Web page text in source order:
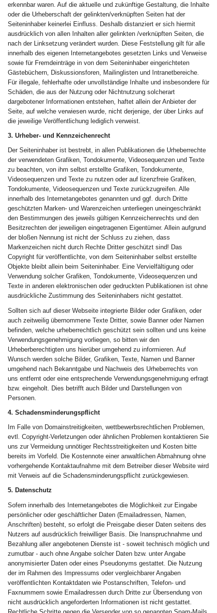
erkennbar waren. Auf die aktuelle und zukünftige Gestaltung, die Inhalte
oder die Urheberschaft der gelinkten/verknüpften Seiten hat der
Seiteninhaber keinerlei Einfluss. Deshalb distanziert er sich hiermit
ausdrücklich von allen Inhalten aller gelinkten /verknüpften Seiten, die
nach der Linksetzung verändert wurden. Diese Feststellung gilt für alle
innerhalb des eigenen Internetangebotes gesetzten Links und Verweise
sowie für Fremdeinträge in von dem Seiteninhaber eingerichteten
Gästebüchern, Diskussionsforen, Mailinglisten und Intranetbereiche.
Für illegale, fehlerhafte oder unvollständige Inhalte und insbesondere für
Schäden, die aus der Nutzung oder Nichtnutzung solcherart
dargebotener Informationen entstehen, haftet allein der Anbieter der
Seite, auf welche verwiesen wurde, nicht derjenige, der über Links auf
die jeweilige Veröffentlichung lediglich verweist.
3. Urheber- und Kennzeichenrecht
Der Seiteninhaber ist bestrebt, in allen Publikationen die Urheberrechte
der verwendeten Grafiken, Tondokumente, Videosequenzen und Texte
zu beachten, von ihm selbst erstellte Grafiken, Tondokumente,
Videosequenzen und Texte zu nutzen oder auf lizenzfreie Grafiken,
Tondokumente, Videosequenzen und Texte zurückzugreifen. Alle
innerhalb des Internetangebotes genannten und ggf. durch Dritte
geschützten Marken- und Warenzeichen unterliegen uneingeschränkt
den Bestimmungen des jeweils gültigen Kennzeichenrechts und den
Besitzrechten der jeweiligen eingetragenen Eigentümer. Allein aufgrund
der bloßen Nennung ist nicht der Schluss zu ziehen, dass
Markenzeichen nicht durch Rechte Dritter geschützt sind! Das
Copyright für veröffentlichte, von dem Seiteninhaber selbst erstellte
Objekte bleibt allein beim Seiteninhaber. Eine Vervielfältigung oder
Verwendung solcher Grafiken, Tondokumente, Videosequenzen und
Texte in anderen elektronischen oder gedruckten Publikationen ist ohne
ausdrückliche Zustimmung des Seiteninhabers nicht gestattet.
Sollten sich auf dieser Webseite integrierte Bilder oder Grafiken, oder
auch zeitweilig übernommene Texte Dritter, sowie Banner oder Namen
befinden, welche urheberrechtlich geschützt sein sollten und uns keine
Verwendungsgenehmigung vorliegen, so bitten wir den
Urheberberechtigten uns hierüber umgehend zu informieren. Auf
Wunsch werden solche Bilder, Grafiken, Texte, Namen und Banner
umgehend nach Bekanntgabe und Nachweis des Urheberrechts von
uns entfernt oder eine entsprechende Verwendungsgenehmigung erfragt
bzw. eingeholt. Dies betrifft auch Bilder und Darstellungen von
Personen.
4. Schadensminderungspflicht
Im Falle von Domainstreitigkeiten, wettbewerbsrechtlichen Problemen,
evtl. Copyright-Verletzungen oder ähnlichen Problemen kontaktieren Sie
uns zur Vermeidung unnötiger Rechtsstreitigkeiten und Kosten bitte
bereits im Vorfeld. Die Kostennote einer anwaltlichen Abmahnung ohne
vorhergehende Kontaktaufnahme mit dem Betreiber dieser Website wird
mit Verweis auf die Schadensminderungspflicht zurückgewiesen.
5. Datenschutz
Sofern innerhalb des Internetangebotes die Möglichkeit zur Eingabe
persönlicher oder geschäftlicher Daten (Emailadressen, Namen,
Anschriften) besteht, so erfolgt die Preisgabe dieser Daten seitens des
Nutzers auf ausdrücklich freiwilliger Basis. Die Inanspruchnahme und
Bezahlung aller angebotenen Dienste ist - soweit technisch möglich und
zumutbar - auch ohne Angabe solcher Daten bzw. unter Angabe
anonymisierter Daten oder eines Pseudonyms gestattet. Die Nutzung
der im Rahmen des Impressums oder vergleichbarer Angaben
veröffentlichten Kontaktdaten wie Postanschriften, Telefon- und
Faxnummern sowie Emailadressen durch Dritte zur Übersendung von
nicht ausdrücklich angeforderten Informationen ist nicht gestattet.